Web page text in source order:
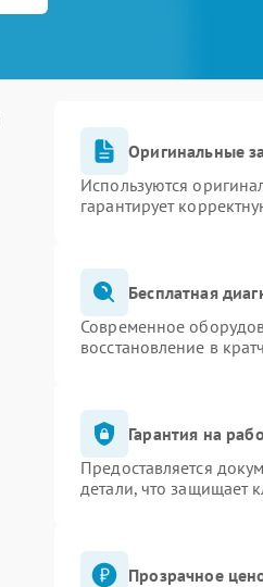
Оригинальные
Используются
гарантирует
Бесплатная
Современное
восстановление в
Гарантия на
Предоставляется
детали, что защищает
Прозрачное